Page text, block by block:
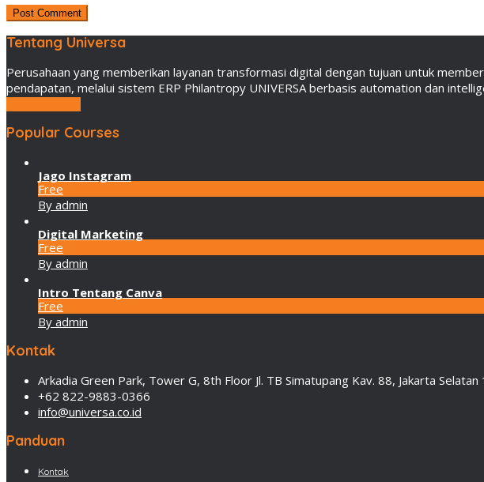
Tentang Universa
Perusahaan yang memberikan layanan transformasi digital dengan tujuan untuk
pendapatan, melalui sistem ERP Philantropy UNIVERSA berbasis automation dan
Popular Courses
Jago Instagram
Free
By admin
Digital Marketing
Free
By admin
Intro Tentang Canva
Free
By admin
Kontak
Arkadia Green Park, Tower G, 8th Floor Jl. TB Simatupang Kav. 88, Jakarta Selatan
+62 822-9883-0366
info@universa.co.id
Panduan
Kontak